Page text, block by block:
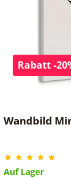
Rabatt -
Wandbild
Auf Lager